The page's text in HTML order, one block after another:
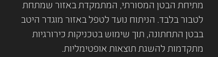
מתיחת הבטן המסורתי, המתמקדת באזור שמתחת
לטבור בלבד. הניתוח נועד לטפל באזור מוגדר היטב
בבטן התחתונה, תוך שימוש בטכניקות כירורגיות
מתקדמות להשגת תוצאות אופטימליות.